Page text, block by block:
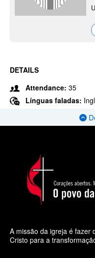
DETAILS
Attendance: 35
Línguas faladas:
A missão da igreja é fazer
Cristo para a